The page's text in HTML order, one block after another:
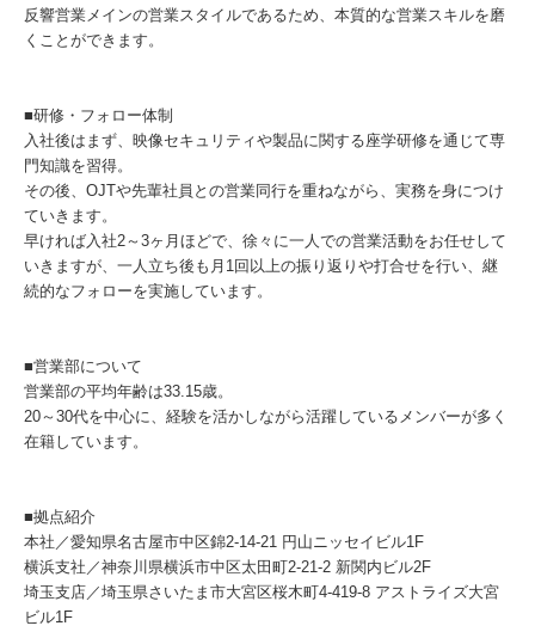
反響営業メインの営業スタイルであるため、本質的な営業スキルを磨
くことができます。
■研修・フォロー体制
入社後はまず、映像セキュリティや製品に関する座学研修を通じて専
門知識を習得。
その後、OJTや先輩社員との営業同行を重ねながら、実務を身につけ
ていきます。
早ければ入社2～3ヶ月ほどで、徐々に一人での営業活動をお任せして
いきますが、一人立ち後も月1回以上の振り返りや打合せを行い、継
続的なフォローを実施しています。
■営業部について
営業部の平均年齢は33.15歳。
20～30代を中心に、経験を活かしながら活躍しているメンバーが多く
在籍しています。
■拠点紹介
本社／愛知県名古屋市中区錦2-14-21 円山ニッセイビル1F
横浜支社／神奈川県横浜市中区太田町2-21-2 新関内ビル2F
埼玉支店／埼玉県さいたま市大宮区桜木町4-419-8 アストライズ大宮
ビル1F